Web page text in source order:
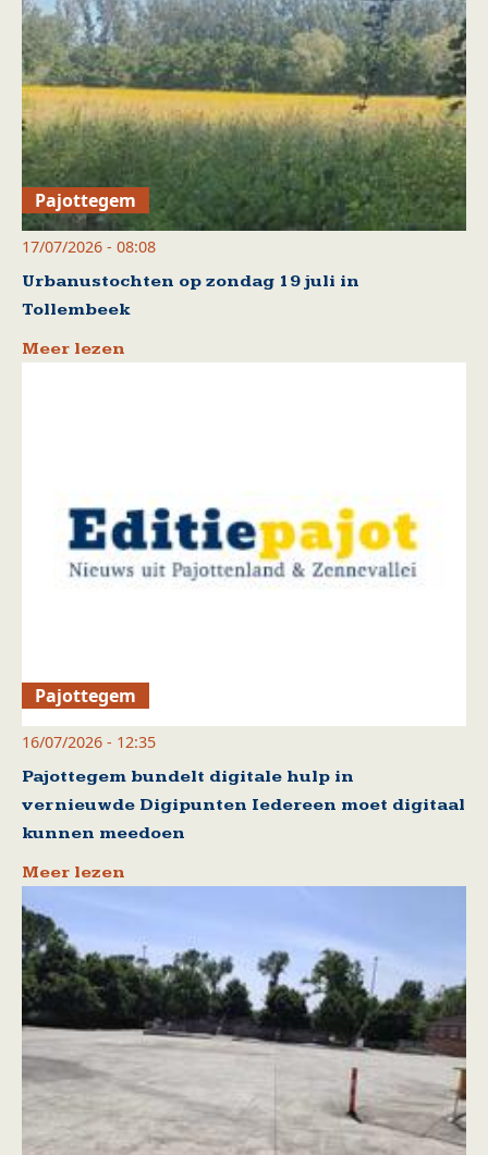
Pajottegem
17/07/2026 - 08:08
Urbanustochten op zondag 19 juli in
Tollembeek
Meer lezen
Pajottegem
16/07/2026 - 12:35
Pajottegem bundelt digitale hulp in
vernieuwde Digipunten Iedereen moet digitaal
kunnen meedoen
Meer lezen